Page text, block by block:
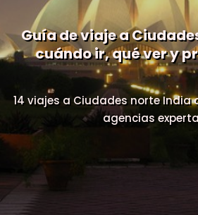
Guía de viaje a
cuándo ir, qué ver y
14 viajes a Ciudades norte India
agencias